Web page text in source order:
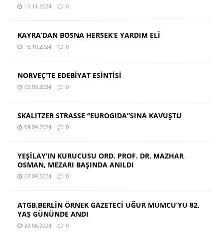
15.11.2024 0
KAYRA’DAN BOSNA HERSEK’E YARDIM ELİ
16.10.2024 0
NORVEÇ’TE EDEBİYAT ESİNTİSİ
05.09.2024 0
SKALITZER STRASSE “EUROGIDA”SINA KAVUŞTU
04.09.2024 0
YEŞİLAY’IN KURUCUSU ORD. PROF. DR. MAZHAR
OSMAN, MEZARI BAŞINDA ANILDI
03.09.2024 0
ATGB.BERLİN ÖRNEK GAZETECİ UĞUR MUMCU’YU 82.
YAŞ GÜNÜNDE ANDI
23.08.2024 0